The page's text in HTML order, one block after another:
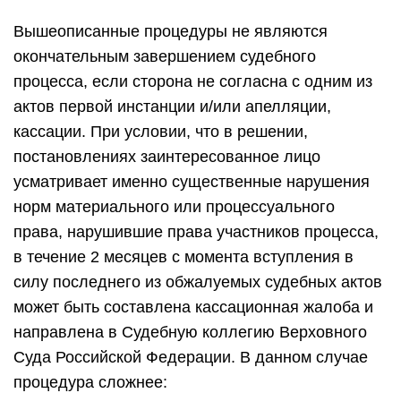
Вышеописанные процедуры не являются
окончательным завершением судебного
процесса, если сторона не согласна с одним из
актов первой инстанции и/или апелляции,
кассации. При условии, что в решении,
постановлениях заинтересованное лицо
усматривает именно существенные нарушения
норм материального или процессуального
права, нарушившие права участников процесса,
в течение 2 месяцев с момента вступления в
силу последнего из обжалуемых судебных актов
может быть составлена кассационная жалоба и
направлена в Судебную коллегию Верховного
Суда Российской Федерации. В данном случае
процедура сложнее: